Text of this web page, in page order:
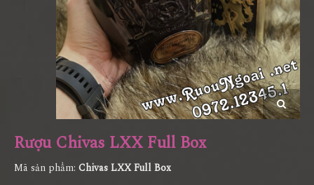
Rượu Chivas LXX Full Box
Mã sản phẩm: Chivas LXX Full Box